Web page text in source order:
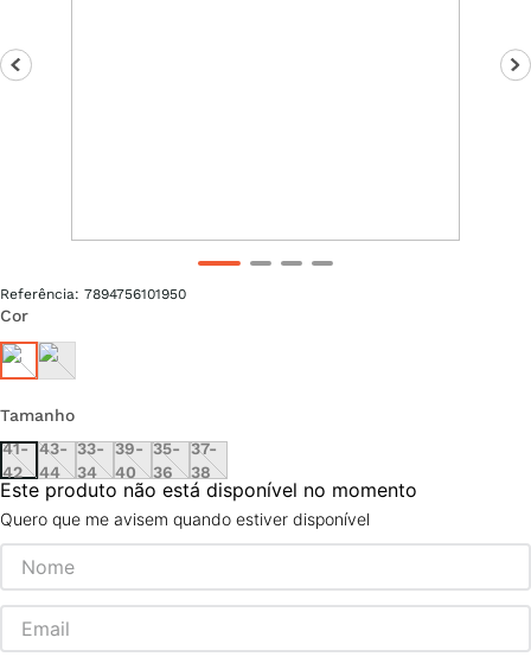
Referência: 7894756101950
Cor
Tamanho
41-
42
43-
44
33-
34
39-
40
35-
36
37-
38
Este produto não está disponível no momento
Quero que me avisem quando estiver disponível